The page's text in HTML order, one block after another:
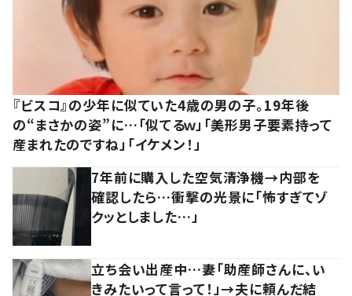
『ビスコ』の少年に似ていた4歳の男の子。19年後
の“まさかの姿”に…「似てるｗ」「美形男子要素持って
産まれたのですね」「イケメン！」
7年前に購入した空気清浄機→内部を
確認したら…衝撃の光景に「怖すぎてゾ
クッとしました…」
立ち会い出産中…妻「助産師さんに、い
きみたいって言って！」→夫に頼んだ結